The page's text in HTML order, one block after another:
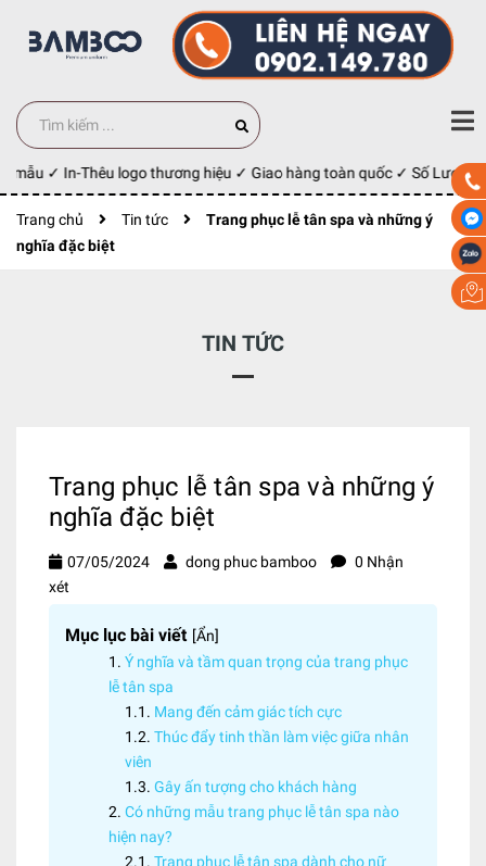
✓ In-Thêu logo thương hiệu ✓ Giao hàng toàn quốc ✓ Số Lượng
Trang chủ Tin tức
Trang phục lễ tân spa và những ý
nghĩa đặc biệt
TIN TỨC
Trang phục lễ tân spa và những ý
nghĩa đặc biệt
07/05/2024 dong phuc bamboo
0 Nhận
xét
Mục lục bài viết [Ẩn]
Ý nghĩa và tầm quan trọng của trang phục
lễ tân spa
Mang đến cảm giác tích cực
Thúc đẩy tinh thần làm việc giữa nhân
viên
Gây ấn tượng cho khách hàng
Có những mẫu trang phục lễ tân spa nào
hiện nay?
Trang phục lễ tân spa dành cho nữ